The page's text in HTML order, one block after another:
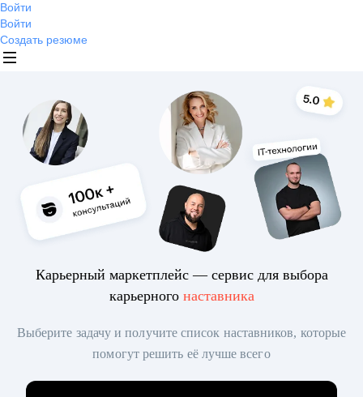
Войти
Войти
Создать резюме
Карьерный маркетплейс — сервис для выбора
карьерного наставника
Выберите задачу и получите список наставников, которые
помогут решить её лучше всего